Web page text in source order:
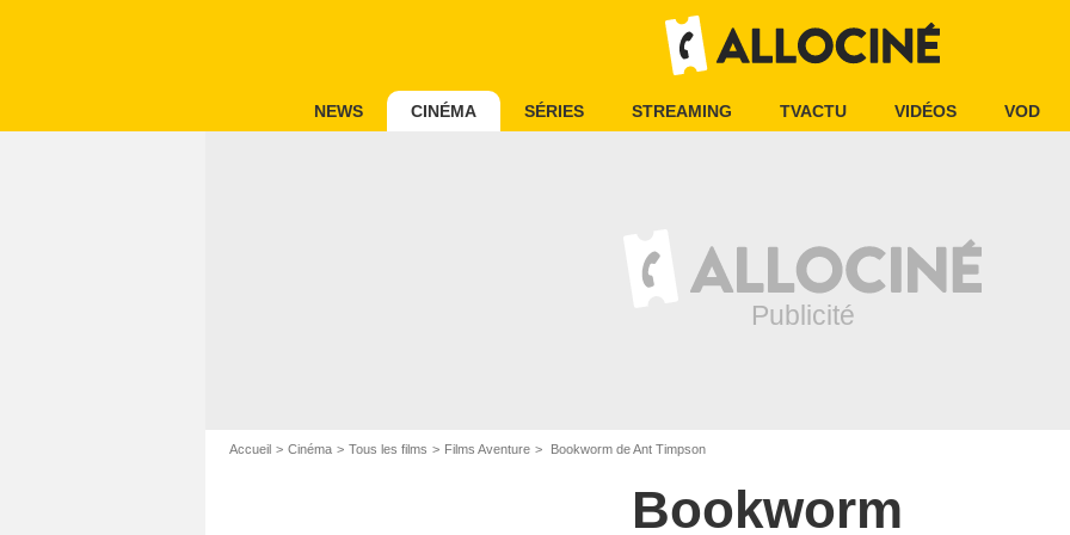
NEWS CINÉMA SÉRIES STREAMING TVACTU VIDÉOS VOD
Accueil Cinéma Tous les films Films Aventure Bookworm de Ant Timpson
Bookworm